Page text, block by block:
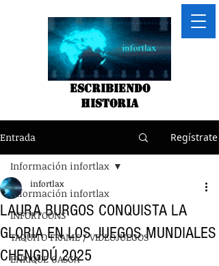
Escribiendo
historia
Entrada Regístrate
Información infortlax
INFORTOONS
TAQUITO FRAME / VIDEOJUEGOS
ENRIQUE GASGA
Información infortlax
LAURA BURGOS CONQUISTA LA
GLORIA EN LOS JUEGOS MUNDIALES
CHENGDÚ 2025
infortlax